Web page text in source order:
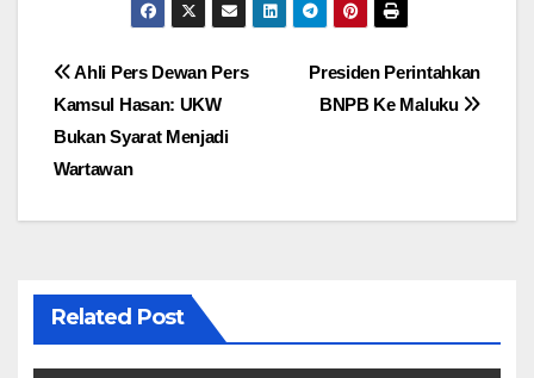
Navigasi
pos
Presiden Perintahkan
BNPB Ke Maluku
Ahli Pers Dewan Pers
Kamsul Hasan: UKW
Bukan Syarat Menjadi
Wartawan
Related Post